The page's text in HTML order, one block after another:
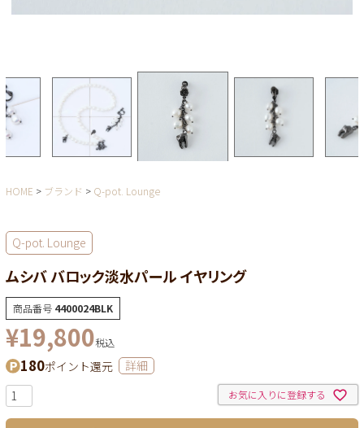
HOME ブランド Q-pot. Lounge
Q-pot. Lounge
ムシバ バロック淡水パール イヤリング
商品番号 4400024BLK
¥19,800税込
180ポイント還元 詳細
お気に入りに登録する